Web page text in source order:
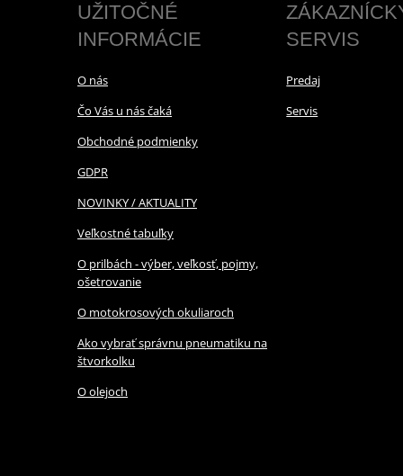
UŽITOČNÉ
INFORMÁCIE
O nás
Čo Vás u nás čaká
Obchodné podmienky
GDPR
NOVINKY / AKTUALITY
Veľkostné tabuľky
O prilbách - výber, veľkosť, pojmy,
ošetrovanie
O motokrosových okuliaroch
Ako vybrať správnu pneumatiku na
štvorkolku
O olejoch
SERVIS
Predaj
Servis